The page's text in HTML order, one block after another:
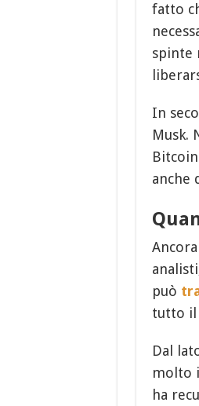
fatto
spinte
In
Musk.
anche
può
tutto il
Dal
molto
ha